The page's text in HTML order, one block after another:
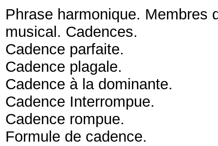
Phrase harmonique. Membres
musical. Cadences.
Cadence parfaite.
Cadence plagale.
Cadence à la dominante.
Cadence Interrompue.
Cadence rompue.
Formule de cadence.